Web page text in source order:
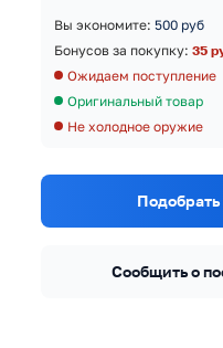
Вы экономите: 500 руб
Бонусов за покупку: 35
Ожидаем поступление
Оригинальный товар
Не холодное оружие
Подобрать
Сообщить о